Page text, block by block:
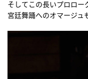
そしてこの長いプロロ
宮廷舞踊へのオマージュ